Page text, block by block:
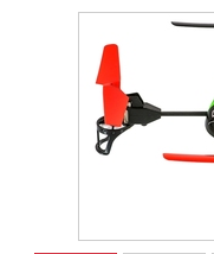
Войти в B2B